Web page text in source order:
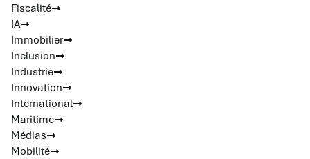
Fiscalité
IA
Immobilier
Inclusion
Industrie
Innovation
International
Maritime
Médias
Mobilité